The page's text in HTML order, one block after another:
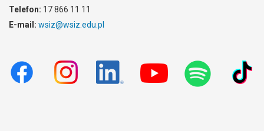
Telefon: 17 866 11 11
E-mail: wsiz@wsiz.edu.pl